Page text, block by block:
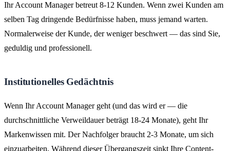
Ihr Account Manager betreut 8-12 Kunden. Wenn zwei Kunden am
selben Tag dringende Bedürfnisse haben, muss jemand warten.
Normalerweise der Kunde, der weniger beschwert — das sind Sie,
geduldig und professionell.
Institutionelles Gedächtnis
Wenn Ihr Account Manager geht (und das wird er — die
durchschnittliche Verweildauer beträgt 18-24 Monate), geht Ihr
Markenwissen mit. Der Nachfolger braucht 2-3 Monate, um sich
einzuarbeiten. Während dieser Übergangszeit sinkt Ihre Content-